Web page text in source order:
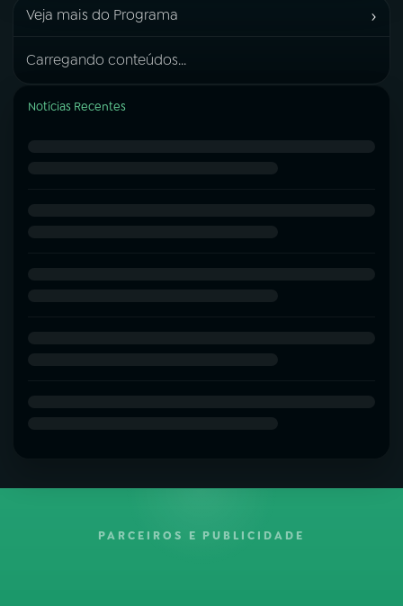
Veja mais do Programa ›
Carregando conteúdos...
Notícias Recentes
PARCEIROS E PUBLICIDADE